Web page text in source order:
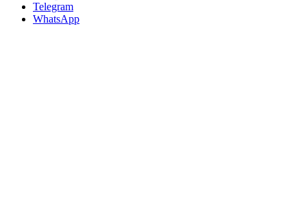
Telegram
WhatsApp